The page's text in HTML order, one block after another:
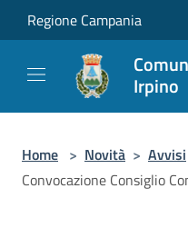
Salta al contenuto principale
Regione Campania
Irpino
Home > Novità > Avvisi
Convocazione Consiglio